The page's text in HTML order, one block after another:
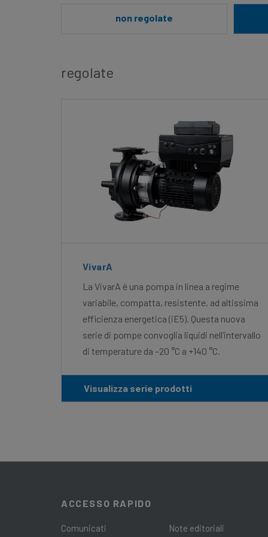
non regolate
regolate
VivarA
La VivarA è una pompa in linea a regime
variabile, compatta, resistente, ad altissima
efficienza energetica (iE5). Questa nuova
serie di pompe convoglia liquidi nell’intervallo
di temperature da –20 °C a +140 °C.
Visualizza serie prodotti
ACCESSO RAPIDO
Comunicati
Note editoriali